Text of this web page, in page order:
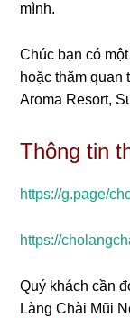
mình.
Chúc bạn có
hoặc thăm quan
Aroma Resort,
Thông tin
https://g.page/
https://
Quý khách cần
Làng Chài Mũi